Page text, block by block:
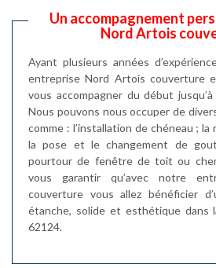
Un accompagnement
Nord Artois
Ayant plusieurs années
entreprise Nord Artois couverture
vous accompagner du début
Nous pouvons nous occuper de
comme : l’installation de chéneau ;
la pose et le changement de
pourtour de fenêtre de toit ou
vous garantir qu’avec notre
couverture vous allez bénéficier
étanche, solide et esthétique dans
62124.